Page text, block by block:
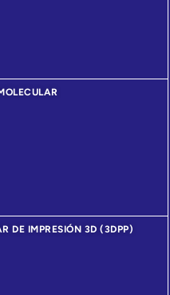
DE IMPRESIÓN 3D (3DPP)